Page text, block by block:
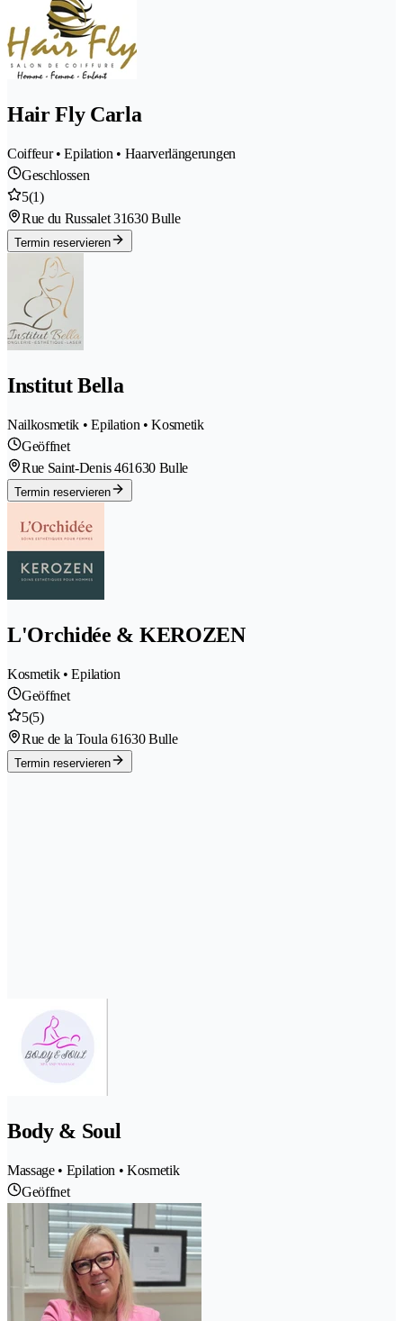
Hair Fly Carla
Coiffeur • Epilation • Haarverlängerungen
Geschlossen
5(1)
Rue du Russalet 31630 Bulle
Termin reservieren
Institut Bella
Nailkosmetik • Epilation • Kosmetik
Geöffnet
Rue Saint-Denis 461630 Bulle
Termin reservieren
L'Orchidée & KEROZEN
Kosmetik • Epilation
Geöffnet
5(5)
Rue de la Toula 61630 Bulle
Termin reservieren
Body & Soul
Massage • Epilation • Kosmetik
Geöffnet